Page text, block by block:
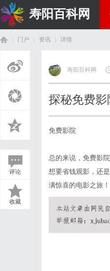
寿阳百科网
门户 资讯
›
详情
评论
收藏
寿阳百科网
探秘免费
免费影院
总的来说，免费影
想要省钱观影，还
满惊喜的电影之旅！